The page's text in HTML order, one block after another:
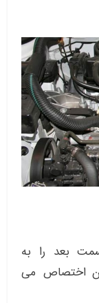
بعد را به
اختصاص می